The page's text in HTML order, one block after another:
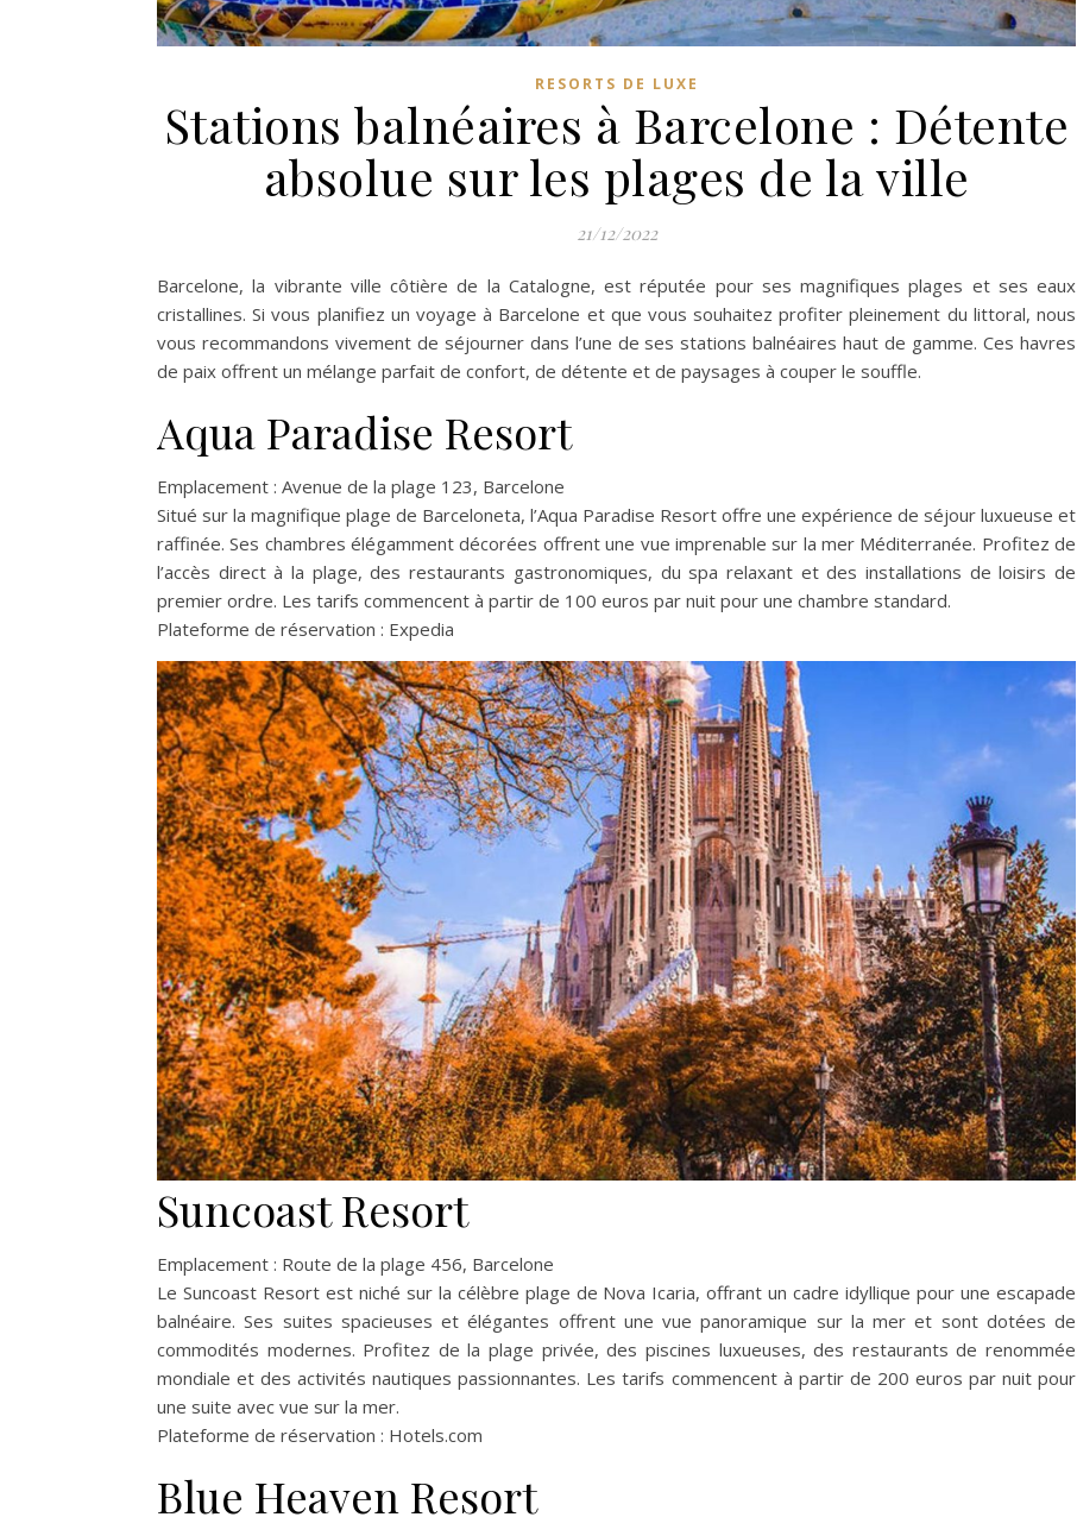
RESORTS DE LUXE
Stations balnéaires à Barcelone : Détente
absolue sur les plages de la ville
21/12/2022
Barcelone, la vibrante ville côtière de la Catalogne, est réputée pour ses magnifiques plages et ses eaux
cristallines. Si vous planifiez un voyage à Barcelone et que vous souhaitez profiter pleinement du littoral, nous
vous recommandons vivement de séjourner dans l’une de ses stations balnéaires haut de gamme. Ces havres
de paix offrent un mélange parfait de confort, de détente et de paysages à couper le souffle.
Aqua Paradise Resort
Emplacement : Avenue de la plage 123, Barcelone
Situé sur la magnifique plage de Barceloneta, l’Aqua Paradise Resort offre une expérience de séjour luxueuse et
raffinée. Ses chambres élégamment décorées offrent une vue imprenable sur la mer Méditerranée. Profitez de
l’accès direct à la plage, des restaurants gastronomiques, du spa relaxant et des installations de loisirs de
premier ordre. Les tarifs commencent à partir de 100 euros par nuit pour une chambre standard.
Plateforme de réservation : Expedia
Suncoast Resort
Emplacement : Route de la plage 456, Barcelone
Le Suncoast Resort est niché sur la célèbre plage de Nova Icaria, offrant un cadre idyllique pour une escapade
balnéaire. Ses suites spacieuses et élégantes offrent une vue panoramique sur la mer et sont dotées de
commodités modernes. Profitez de la plage privée, des piscines luxueuses, des restaurants de renommée
mondiale et des activités nautiques passionnantes. Les tarifs commencent à partir de 200 euros par nuit pour
une suite avec vue sur la mer.
Plateforme de réservation : Hotels.com
Blue Heaven Resort